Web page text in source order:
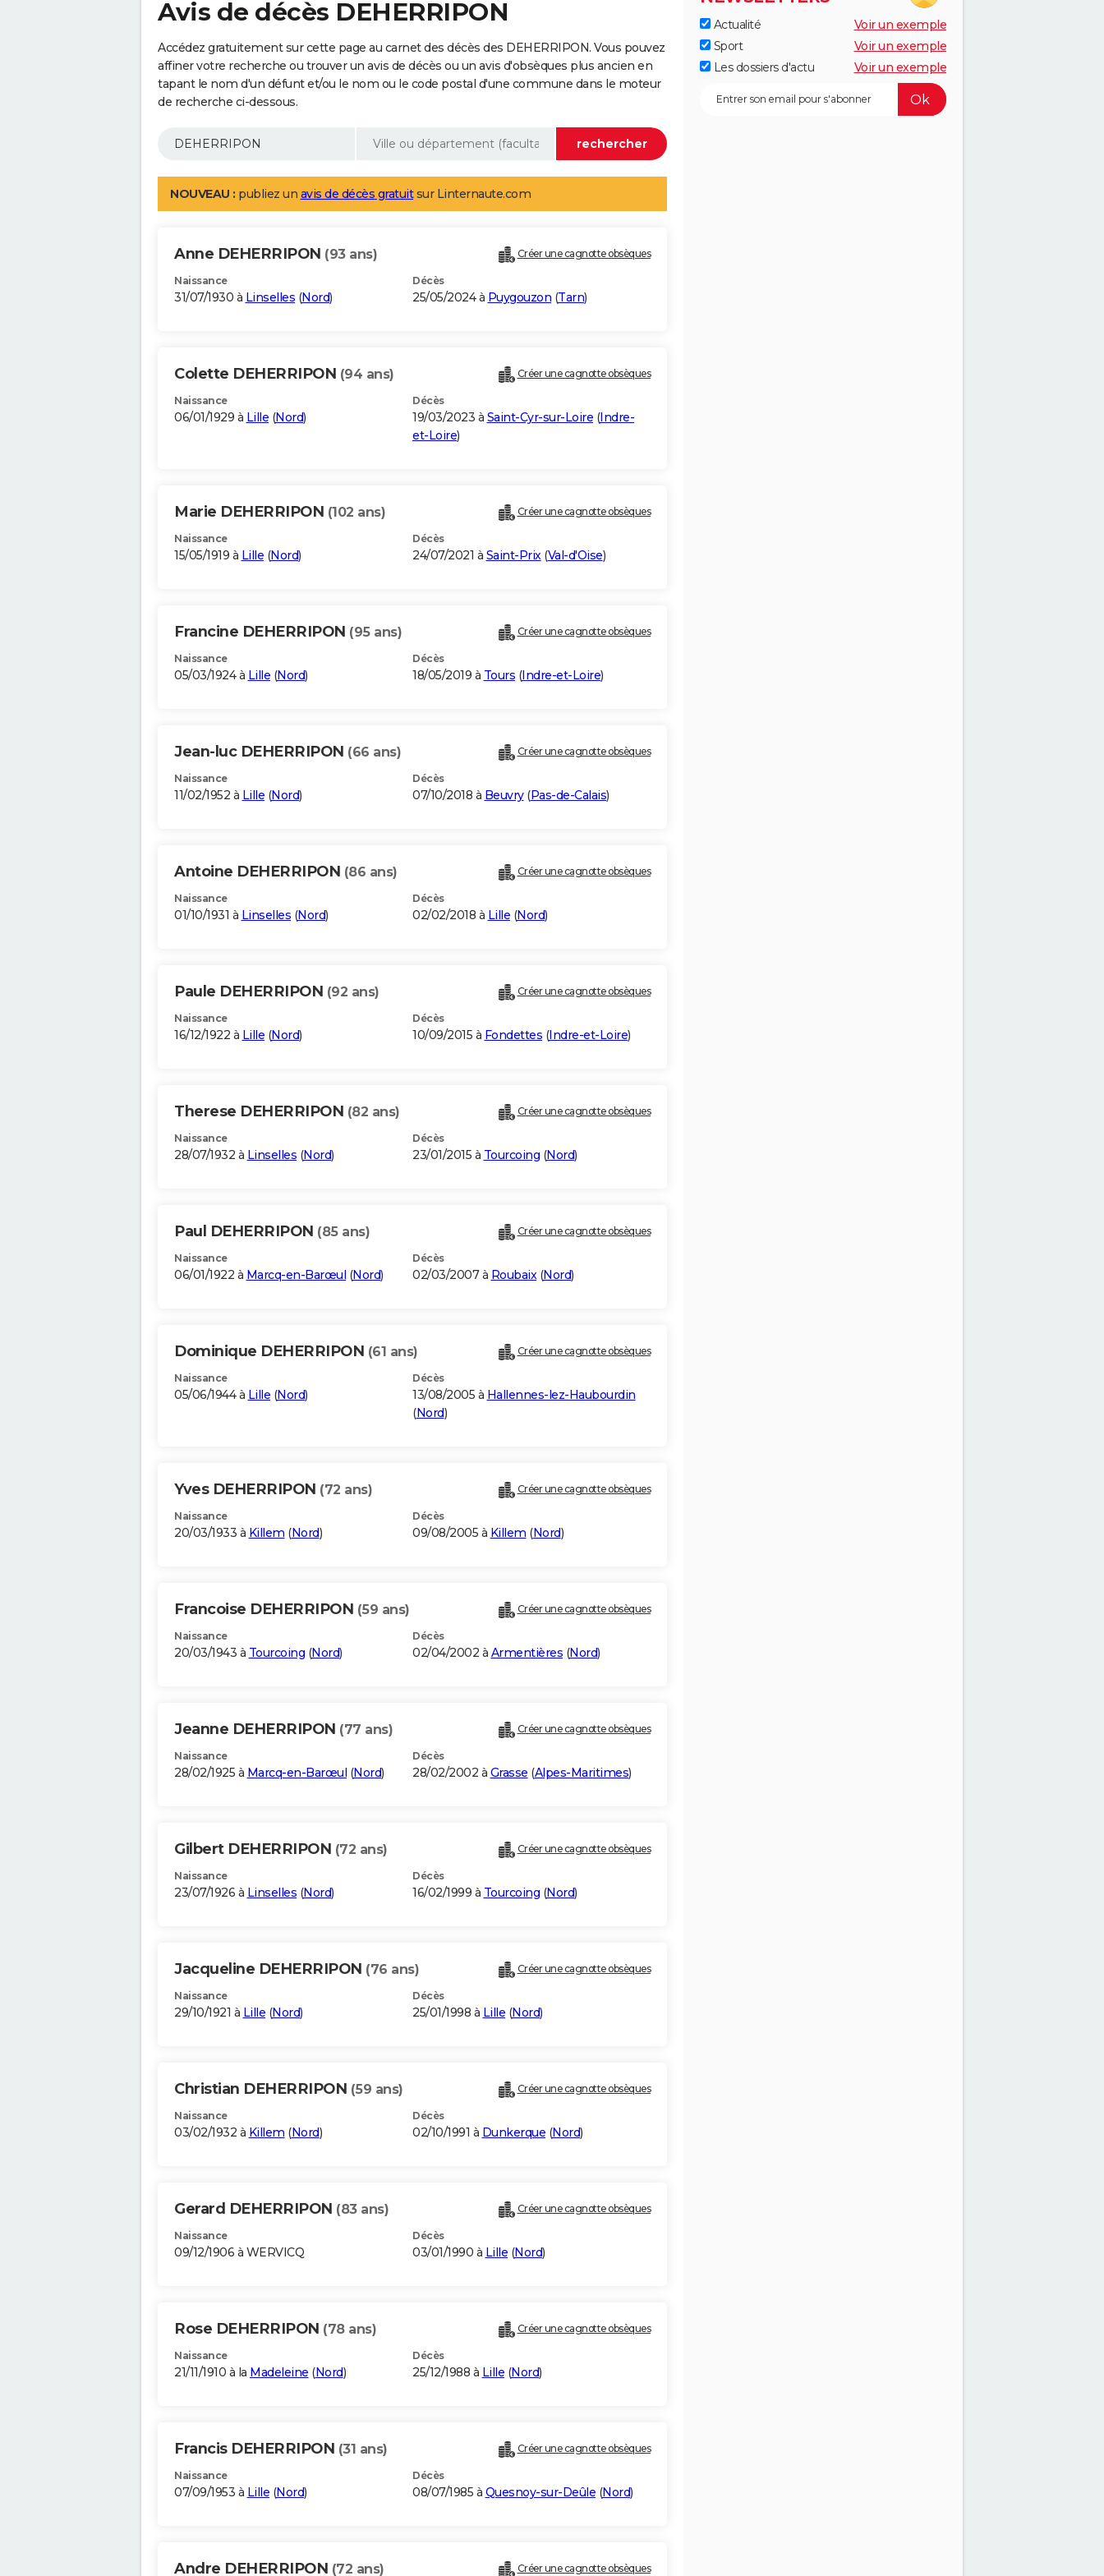
Avis de décès DEHERRIPON
Accédez gratuitement sur cette page au carnet des décès des DEHERRIPON. Vous pouvez
affiner votre recherche ou trouver un avis de décès ou un avis d'obsèques plus ancien en
tapant le nom d'un défunt et/ou le nom ou le code postal d'une commune dans le moteur
de recherche ci-dessous.
NOUVEAU : publiez un avis de décès gratuitsur Linternaute.com
Anne DEHERRIPON (93 ans) Créer une cagnotte obsèques
Naissance
31/07/1930 à Linselles (Nord)
Décès
25/05/2024 à Puygouzon (Tarn)
Colette DEHERRIPON (94 ans) Créer une cagnotte obsèques
Naissance
06/01/1929 à Lille (Nord)
Décès
19/03/2023 à Saint-Cyr-sur-Loire (Indre-
et-Loire)
Marie DEHERRIPON (102 ans) Créer une cagnotte obsèques
Naissance
15/05/1919 à Lille (Nord)
Décès
24/07/2021 à Saint-Prix(Val-d'Oise)
Francine DEHERRIPON (95 ans) Créer une cagnotte obsèques
Naissance
05/03/1924 à Lille (Nord)
Décès
18/05/2019 à Tours (Indre-et-Loire)
Jean-luc DEHERRIPON (66 ans) Créer une cagnotte obsèques
Naissance
11/02/1952 à Lille (Nord)
Décès
07/10/2018 à Beuvry(Pas-de-Calais)
Antoine DEHERRIPON (86 ans) Créer une cagnotte obsèques
Naissance
01/10/1931 à Linselles (Nord)
Décès
02/02/2018 à Lille (Nord)
Paule DEHERRIPON (92 ans) Créer une cagnotte obsèques
Naissance
16/12/1922 à Lille (Nord)
Décès
10/09/2015 à Fondettes (Indre-et-Loire)
Therese DEHERRIPON (82 ans) Créer une cagnotte obsèques
Naissance
28/07/1932 à Linselles (Nord)
Décès
23/01/2015 à Tourcoing (Nord)
Paul DEHERRIPON (85 ans) Créer une cagnotte obsèques
Naissance
06/01/1922 à Marcq-en-Barœul (Nord)
Décès
02/03/2007 à Roubaix(Nord)
Dominique DEHERRIPON (61 ans) Créer une cagnotte obsèques
Naissance
05/06/1944 à Lille (Nord)
Décès
13/08/2005 à Hallennes-lez-Haubourdin
(Nord)
Yves DEHERRIPON (72 ans) Créer une cagnotte obsèques
Naissance
20/03/1933 à Killem (Nord)
Décès
09/08/2005 à Killem (Nord)
Francoise DEHERRIPON (59 ans) Créer une cagnotte obsèques
Naissance
20/03/1943 à Tourcoing (Nord)
Décès
02/04/2002 à Armentières (Nord)
Jeanne DEHERRIPON (77 ans) Créer une cagnotte obsèques
Naissance
28/02/1925 à Marcq-en-Barœul (Nord)
Décès
28/02/2002 à Grasse (Alpes-Maritimes)
Gilbert DEHERRIPON (72 ans) Créer une cagnotte obsèques
Naissance
23/07/1926 à Linselles (Nord)
Décès
16/02/1999 à Tourcoing (Nord)
Jacqueline DEHERRIPON (76 ans) Créer une cagnotte obsèques
Naissance
29/10/1921 à Lille (Nord)
Décès
25/01/1998 à Lille (Nord)
Christian DEHERRIPON (59 ans) Créer une cagnotte obsèques
Naissance
03/02/1932 à Killem (Nord)
Décès
02/10/1991 à Dunkerque (Nord)
Gerard DEHERRIPON (83 ans) Créer une cagnotte obsèques
Naissance
09/12/1906 à WERVICQ
Décès
03/01/1990 à Lille (Nord)
Rose DEHERRIPON (78 ans) Créer une cagnotte obsèques
Naissance
21/11/1910 à la Madeleine (Nord)
Décès
25/12/1988 à Lille (Nord)
Francis DEHERRIPON (31 ans) Créer une cagnotte obsèques
Naissance
07/09/1953 à Lille (Nord)
Décès
08/07/1985 à Quesnoy-sur-Deûle (Nord)
Andre DEHERRIPON (72 ans) Créer une cagnotte obsèques
Actualité
Voir un exemple
Sport
Voir un exemple
Les dossiers d'actu
Voir un exemple